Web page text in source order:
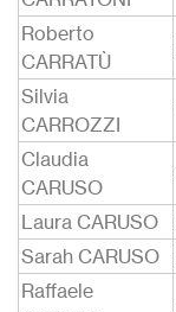
Roberto
CARRATÙ
Silvia
CARROZZI
Claudia
CARUSO
Laura CARUSO
Sarah CARUSO
Raffaele